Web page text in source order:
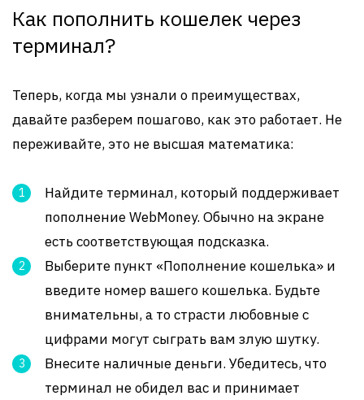
Как пополнить кошелек через
терминал?
Теперь, когда мы узнали о преимуществах,
давайте разберем пошагово, как это работает. Не
переживайте, это не высшая математика:
Найдите терминал, который поддерживает
пополнение WebMoney. Обычно на экране
есть соответствующая подсказка.
Выберите пункт «Пополнение кошелька» и
введите номер вашего кошелька. Будьте
внимательны, а то страсти любовные с
цифрами могут сыграть вам злую шутку.
Внесите наличные деньги. Убедитесь, что
терминал не обидел вас и принимает